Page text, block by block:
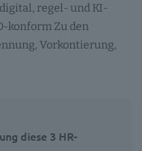
regel- und KI-
konform Zu den
Vorkontierung,
diese 3 HR-